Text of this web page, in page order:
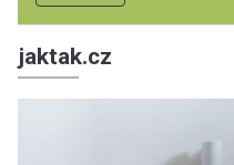
jaktak.cz